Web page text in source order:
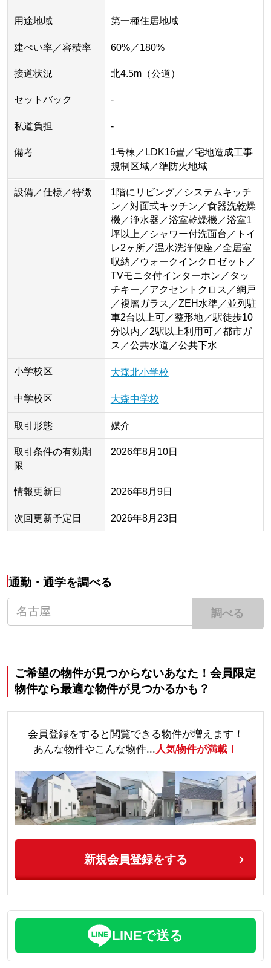
用途地域 第一種住居地域
建ぺい率／容積率 60%／180%
接道状況 北4.5m（公道）
セットバック -
私道負担 -
備考
1号棟／LDK16畳／宅地造成工事
規制区域／準防火地域
設備／仕様／特徴
1階にリビング／システムキッチ
ン／対面式キッチン／食器洗乾燥
機／浄水器／浴室乾燥機／浴室1
坪以上／シャワー付洗面台／トイ
レ2ヶ所／温水洗浄便座／全居室
収納／ウォークインクロゼット／
TVモニタ付インターホン／タッ
チキー／アクセントクロス／網戸
／複層ガラス／ZEH水準／並列駐
車2台以上可／整形地／駅徒歩10
分以内／2駅以上利用可／都市ガ
ス／公共水道／公共下水
小学校区 大森北小学校
中学校区 大森中学校
取引形態 媒介
取引条件の有効期
限
2026年8月10日
情報更新日 2026年8月9日
次回更新予定日 2026年8月23日
通勤・通学を調べる
調べる
ご希望の物件が見つからないあなた！会員限定
物件なら最適な物件が見つかるかも？
会員登録をすると閲覧できる物件が増えます！
あんな物件やこんな物件...人気物件が満載！
新規会員登録をする
LINEで送る